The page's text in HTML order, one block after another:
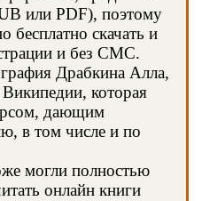
или PDF), поэтому
скачать и
и без СМС.
Драбкина Алла,
которая
дающим
в том числе и по
могли полностью
онлайн книги